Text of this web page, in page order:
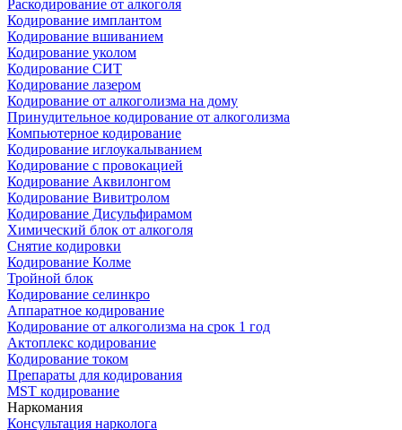
Раскодирование от алкоголя
Кодирование имплантом
Кодирование вшиванием
Кодирование уколом
Кодирование СИТ
Кодирование лазером
Кодирование от алкоголизма на дому
Принудительное кодирование от алкоголизма
Компьютерное кодирование
Кодирование иглоукалыванием
Кодирование с провокацией
Кодирование Аквилонгом
Кодирование Вивитролом
Кодирование Дисульфирамом
Химический блок от алкоголя
Снятие кодировки
Кодирование Колме
Тройной блок
Кодирование селинкро
Аппаратное кодирование
Кодирование от алкоголизма на срок 1 год
Актоплекс кодирование
Кодирование током
Препараты для кодирования
MST кодирование
Наркомания
Консультация нарколога